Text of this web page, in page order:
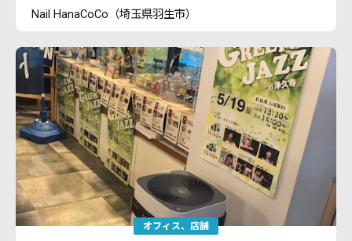
Nail HanaCoCo（埼玉県羽生市）
オフィス 店舗